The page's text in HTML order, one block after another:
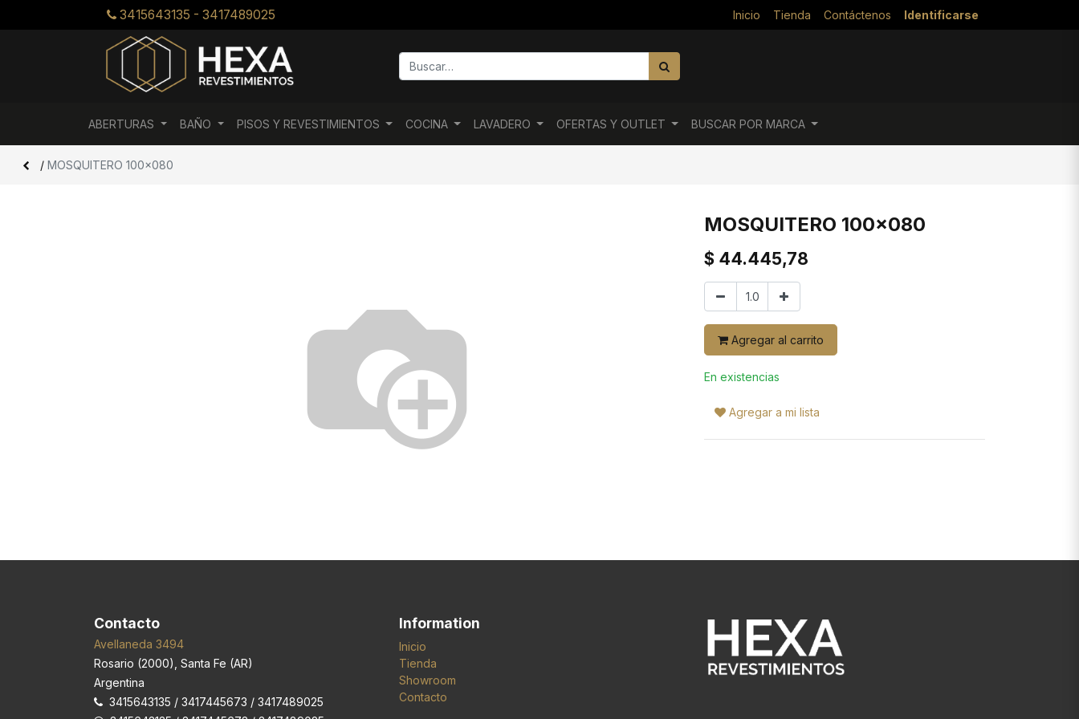
3415643135 - 3417489025 Inicio Tienda Contáctenos Identificarse
ABERTURAS BAÑO PISOS Y REVESTIMIENTOS COCINA LAVADERO OFERTAS Y OUTLET BUSCAR POR MARCA
/ MOSQUITERO 100x080
MOSQUITERO 100x080
$ 44.445,78
Agregar al carrito
En existencias
Agregar a mi lista
Contacto
Avellaneda 3494
Rosario (2000), Santa Fe (AR)
Argentina
3415643135 / 3417445673 / 3417489025
Information
Inicio
Tienda
Showroom
Contacto